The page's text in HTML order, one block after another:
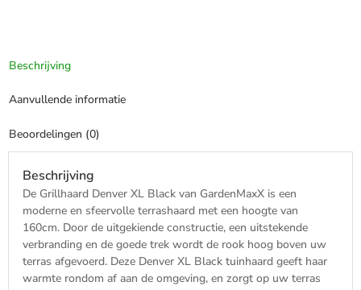
-
Grill
Beschrijving
Aanvullende informatie
Beoordelingen (0)
Beschrijving
De Grillhaard Denver XL Black van GardenMaxX is een
moderne en sfeervolle terrashaard met een hoogte van
160cm. Door de uitgekiende constructie, een uitstekende
verbranding en de goede trek wordt de rook hoog boven uw
terras afgevoerd. Deze Denver XL Black tuinhaard geeft haar
warmte rondom af aan de omgeving, en zorgt op uw terras